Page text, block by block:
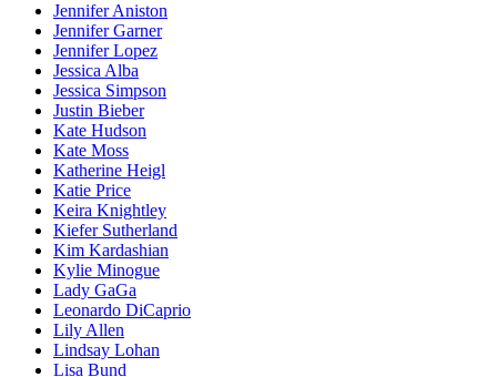
Jennifer Aniston
Jennifer Garner
Jennifer Lopez
Jessica Alba
Jessica Simpson
Justin Bieber
Kate Hudson
Kate Moss
Katherine Heigl
Katie Price
Keira Knightley
Kiefer Sutherland
Kim Kardashian
Kylie Minogue
Lady GaGa
Leonardo DiCaprio
Lily Allen
Lindsay Lohan
Lisa Bund